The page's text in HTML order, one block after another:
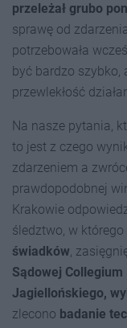
przeleżał grubo
sprawę od
potrzebowała
być bardzo szybko,
przewlekłość
Na nasze pytania,
to jest z czego
zdarzeniem a
prawdopodobnej
Krakowie
śledztwo, w
świadków,
Sądowej Collegium
Jagiellońskiego,
zlecono badanie